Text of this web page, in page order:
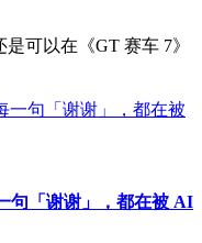
可以在《GT 赛车 7》
句「谢谢」，都在被 AI